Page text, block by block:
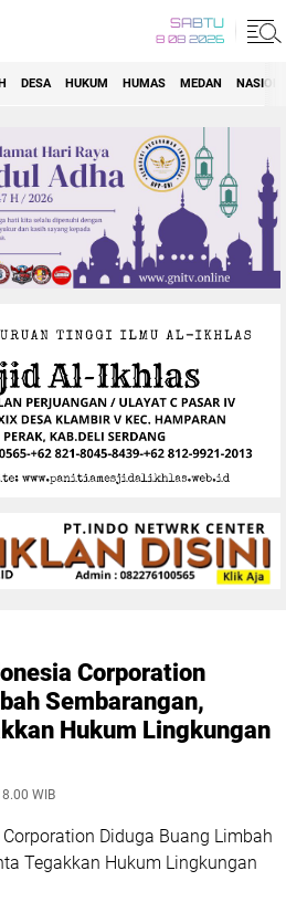
SABTU
8 08 2026
DESA HUKUM HUMAS MEDAN
Corporation
Sembarangan,
Hukum Lingkungan
WIB
Diduga Buang Limbah
Tegakkan Hukum Lingkungan